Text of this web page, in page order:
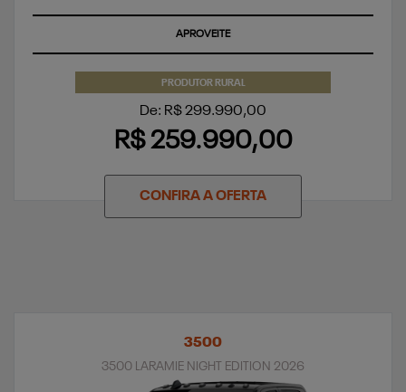
APROVEITE
PRODUTOR RURAL
De: R$ 299.990,00
R$ 259.990,00
CONFIRA A OFERTA
3500
3500 LARAMIE NIGHT EDITION 2026